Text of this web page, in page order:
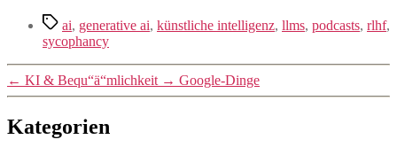
Schlagwörter
ai, generative ai, künstliche intelligenz, llms, podcasts, rlhf,
sycophancy
← KI & Bequ“ä“mlichkeit → Google-Dinge
Kategorien